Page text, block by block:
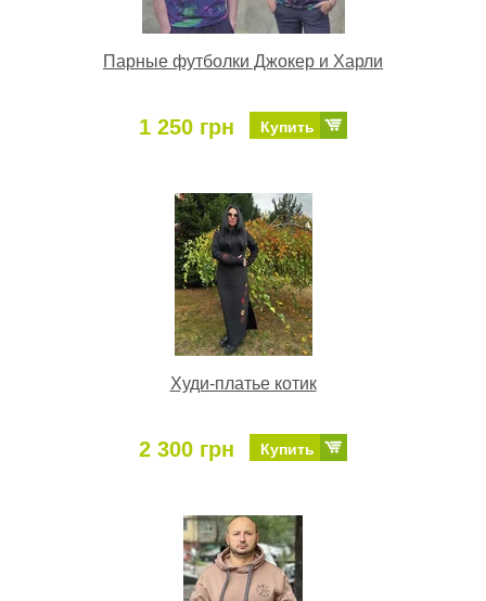
Парные футболки Джокер и Харли
1 250 грн Купить
Худи-платье котик
2 300 грн Купить